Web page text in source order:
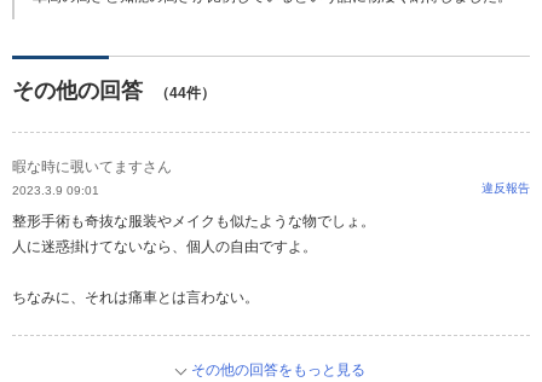
その他の回答 （44件）
暇な時に覗いてますさん
2023.3.9 09:01 違反報告
整形手術も奇抜な服装やメイクも似たような物でしょ。
人に迷惑掛けてないなら、個人の自由ですよ。
ちなみに、それは痛車とは言わない。
その他の回答をもっと見る